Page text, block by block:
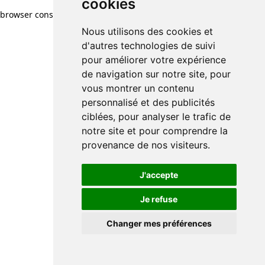
cookies
Nous utilisons des cookies et
d'autres technologies de suivi
pour améliorer votre expérience
de navigation sur notre site, pour
vous montrer un contenu
personnalisé et des publicités
ciblées, pour analyser le trafic de
notre site et pour comprendre la
provenance de nos visiteurs.
J'accepte
Je refuse
Changer mes préférences
browser console for more information)